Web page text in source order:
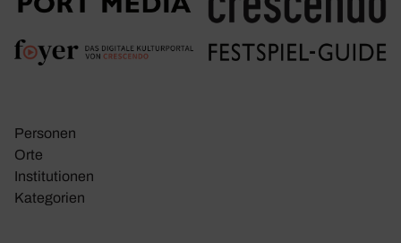
Personen
Orte
Insti­tu­tionen
Kate­go­rien